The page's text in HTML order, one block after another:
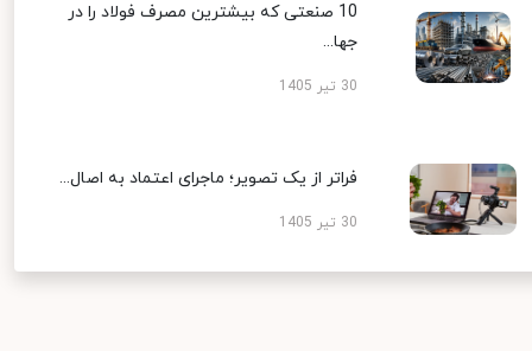
10 صنعتی که بیشترین مصرف فولاد را در
جها...
30 تیر 1405
فراتر از یک تصویر؛ ماجرای اعتماد به اصال...
30 تیر 1405